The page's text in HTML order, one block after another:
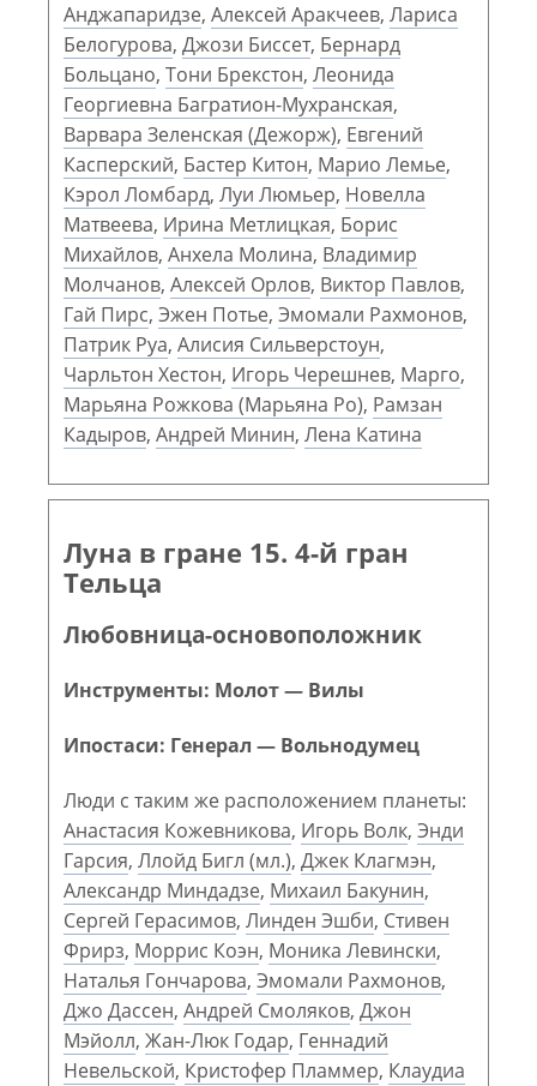
Анджапаридзе, Алексей Аракчеев, Лариса
Белогурова, Джози Биссет, Бернард
Больцано, Тони Брекстон, Леонида
Георгиевна Багратион-Мухранская,
Варвара Зеленская (Дежорж), Евгений
Касперский, Бастер Китон, Марио Лемье,
Кэрол Ломбард, Луи Люмьер, Новелла
Матвеева, Ирина Метлицкая, Борис
Михайлов, Анхела Молина, Владимир
Молчанов, Алексей Орлов, Виктор Павлов,
Гай Пирс, Эжен Потье, Эмомали Рахмонов,
Патрик Руа, Алисия Сильверстоун,
Чарльтон Хестон, Игорь Черешнев, Марго,
Марьяна Рожкова (Марьяна Ро), Рамзан
Кадыров, Андрей Минин, Лена Катина
Луна в гране 15. 4-й гран
Тельца
Любовница-основоположник
Инструменты: Молот — Вилы
Ипостаси: Генерал — Вольнодумец
Люди с таким же расположением планеты:
Анастасия Кожевникова, Игорь Волк, Энди
Гарсия, Ллойд Бигл (мл.), Джек Клагмэн,
Александр Миндадзе, Михаил Бакунин,
Сергей Герасимов, Линден Эшби, Стивен
Фрирз, Моррис Коэн, Моника Левински,
Наталья Гончарова, Эмомали Рахмонов,
Джо Дассен, Андрей Смоляков, Джон
Мэйолл, Жан-Люк Годар, Геннадий
Невельской, Кристофер Пламмер, Клаудиа